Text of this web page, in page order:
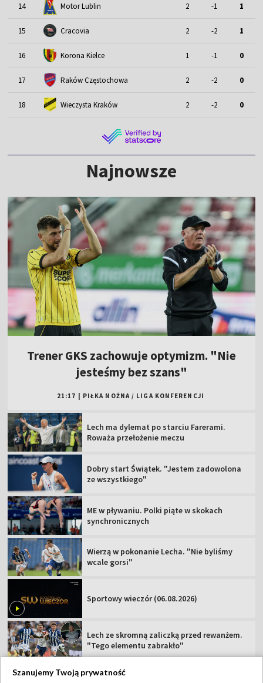
14 Motor Lublin 2 -1 1
15 Cracovia 2 -2 1
16 Korona Kielce 1 -1 0
17 Raków Częstochowa 2 -2 0
18 Wieczysta Kraków 2 -2 0
Najnowsze
Trener GKS zachowuje optymizm. "Nie
jesteśmy bez szans"
21:17 PIŁKA NOŻNA / LIGA KONFERENCJI
Lech ma dylemat po starciu Farerami.
Roważa przełożenie meczu
Dobry start Świątek. "Jestem zadowolona
ze wszystkiego"
ME w pływaniu. Polki piąte w skokach
synchronicznych
Wierzą w pokonanie Lecha. "Nie byliśmy
wcale gorsi"
Sportowy wieczór (06.08.2026)
Lech ze skromną zaliczką przed rewanżem.
"Tego elementu zabrakło"
Szanujemy Twoją prywatność